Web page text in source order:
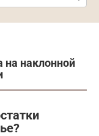
наклонной